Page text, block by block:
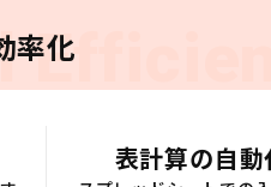
率化
表計算の自動